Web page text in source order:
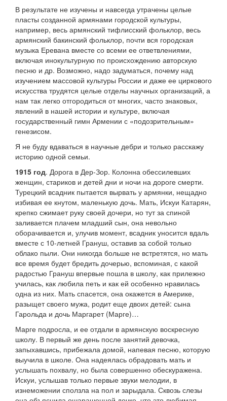
В результате не изучены и навсегда утрачены целые
пласты созданной армянами городской культуры,
например, весь армянский тифлисский фольклор, весь
армянский бакинский фольклор, почти вся городская
музыка Еревана вместе со всеми ее ответвлениями,
включая инокультурную по происхождению авторскую
песню и др. Возможно, надо задуматься, почему над
изучением массовой культуры России и даже ее циркового
искусства трудятся целые отделы научных организаций, а
нам так легко отгородиться от многих, часто знаковых,
явлений в нашей истории и культуре, включая
государственный гимн Армении с «подозрительным»
генезисом.
Я не буду вдаваться в научные дебри и только расскажу
историю одной семьи.
1915 год. Дорога в Дер-Зор. Колонна обессилевших
женщин, стариков и детей дни и ночи на дороге смерти.
Турецкий всадник пытается вырвать у армянки, нещадно
избивая ее кнутом, маленькую дочь. Мать, Искуи Катарян,
крепко сжимает руку своей дочери, но тут за спиной
заливается плачем младший сын, она невольно
оборачивается и, улучив момент, всадник уносится вдаль
вместе с 10-летней Грануш, оставив за собой только
облако пыли. Они никогда больше не встретятся, но мать
все время будет бредить дочерью, вспоминая, с какой
радостью Грануш впервые пошла в школу, как прилежно
училась, как любила петь и как ей особенно нравилась
одна из них. Мать спасется, она окажется в Америке,
разыщет своего мужа, родит еще двоих детей: сына
Гарольда и дочь Маргарет (Марге)…
Марге подросла, и ее отдали в армянскую воскресную
школу. В первый же день после занятий девочка,
запыхавшись, прибежала домой, напевая песню, которую
выучила в школе. Она надеялась обрадовать мать и
услышать похвалу, но была совершенно обескуражена.
Искуи, услышав только первые звуки мелодии, в
изнеможении сползла на пол и зарыдала. Сквозь слезы